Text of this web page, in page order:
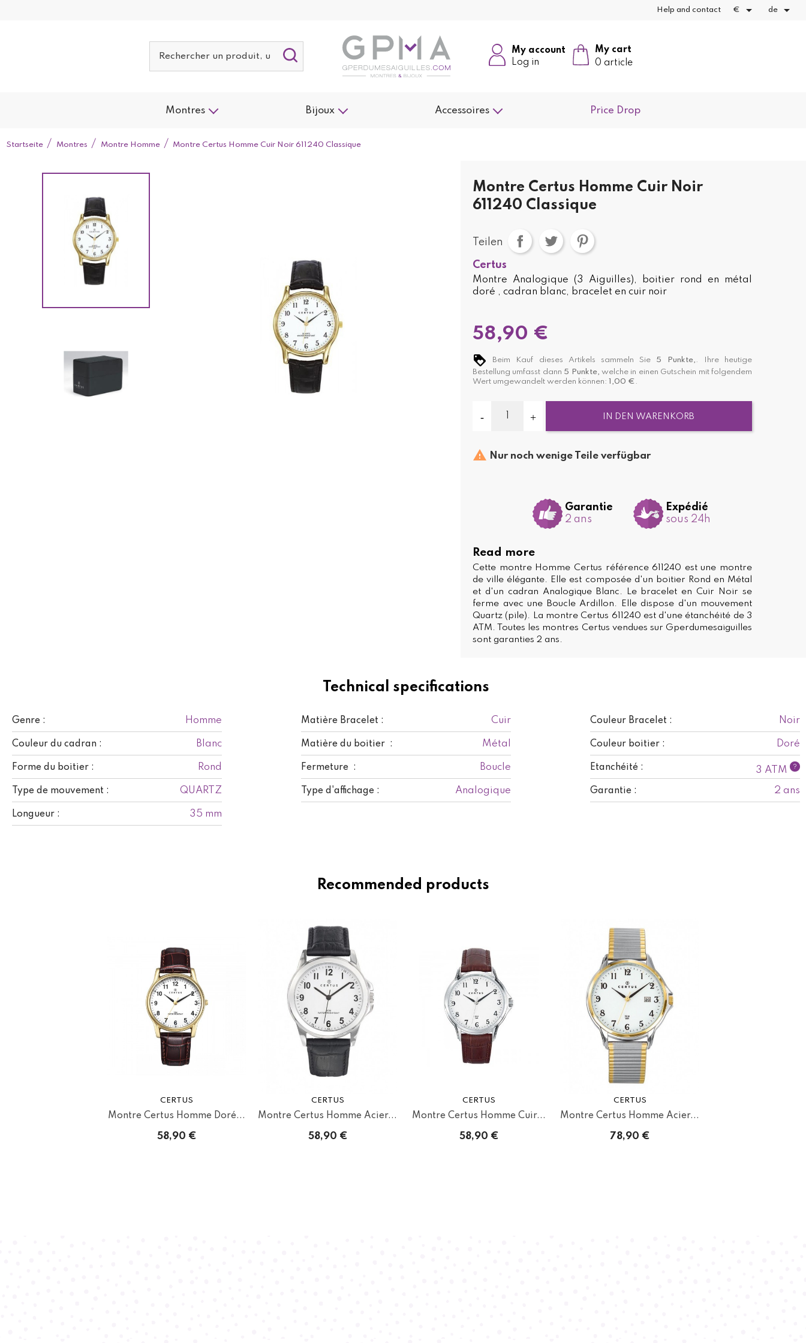
Help and contact €  de 
My cart
0 article
My account
Log in
Montres Bijoux Accessoires Price Drop
Startseite Montres Montre Homme Montre Certus Homme Cuir Noir 611240 Classique
Technical specifications
Genre : Homme Matière Bracelet : Cuir Couleur Bracelet : Noir
Couleur du cadran : Blanc Matière du boitier : Métal Couleur boitier : Doré
Forme du boitier : Rond Fermeture : Boucle Etanchéité : 3 ATM ?
Type de mouvement : QUARTZ Type d'affichage : Analogique Garantie : 2 ans
Longueur : 35 mm
Montre Certus Homme Cuir Noir
611240 Classique
Teilen
Certus
Montre Analogique (3 Aiguilles), boitier rond en métal
doré , cadran blanc, bracelet en cuir noir
58,90 €
Beim Kauf dieses Artikels sammeln Sie 5 Punkte, . Ihre heutige
Bestellung umfasst dann 5 Punkte, welche in einen Gutschein mit folgendem
Wert umgewandelt werden können: 1,00 € .
IN DEN WARENKORB
 Nur noch wenige Teile verfügbar
Garantie
2 ans
Expédié
sous 24h
Read more
Cette montre Homme Certus référence 611240 est une montre
de ville élégante. Elle est composée d'un boitier Rond en Métal
et d'un cadran Analogique Blanc. Le bracelet en Cuir Noir se
ferme avec une Boucle Ardillon. Elle dispose d'un mouvement
Quartz (pile). La montre Certus 611240 est d'une étanchéité de 3
ATM. Toutes les montres Certus vendues sur Gperdumesaiguilles
sont garanties 2 ans.
Recommended products
CERTUS
Montre Certus Homme Doré...
58,90 €
CERTUS
Montre Certus Homme Acier...
58,90 €
CERTUS
Montre Certus Homme Cuir...
58,90 €
CERTUS
Montre Certus Homme Acier...
78,90 €